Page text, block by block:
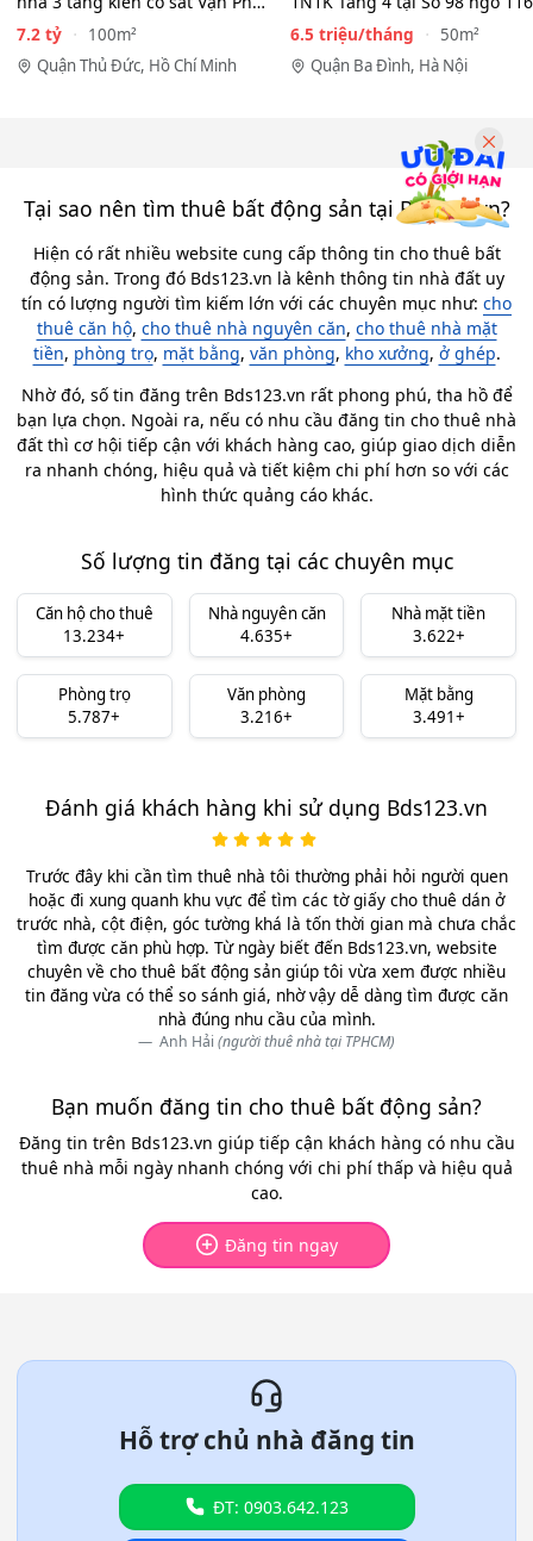
City - HẺM XE HƠI…
7.2 tỷ
100m²
Quận Thủ Đức, Hồ Chí Minh
Phan Kế Bính, Ba Đình.…
6.5 triệu/tháng
50m²
Quận Ba Đình, Hà Nội
Tại sao nên tìm thuê bất động sản tại Bds123.vn?
Hiện có rất nhiều website cung cấp thông tin cho thuê bất
động sản. Trong đó Bds123.vn là kênh thông tin nhà đất uy
tín có lượng người tìm kiếm lớn với các chuyên mục như: cho
thuê căn hộ, cho thuê nhà nguyên căn, cho thuê nhà mặt
tiền, phòng trọ, mặt bằng, văn phòng, kho xưởng, ở ghép.
Nhờ đó, số tin đăng trên Bds123.vn rất phong phú, tha hồ để
bạn lựa chọn. Ngoài ra, nếu có nhu cầu đăng tin cho thuê nhà
đất thì cơ hội tiếp cận với khách hàng cao, giúp giao dịch diễn
ra nhanh chóng, hiệu quả và tiết kiệm chi phí hơn so với các
hình thức quảng cáo khác.
Số lượng tin đăng tại các chuyên mục
Căn hộ cho thuê
13.234+
Nhà nguyên căn
4.635+
Nhà mặt tiền
3.622+
Phòng trọ
5.787+
Văn phòng
3.216+
Mặt bằng
3.491+
Đánh giá khách hàng khi sử dụng Bds123.vn
Trước đây khi cần tìm thuê nhà tôi thường phải hỏi người quen
hoặc đi xung quanh khu vực để tìm các tờ giấy cho thuê dán ở
trước nhà, cột điện, góc tường khá là tốn thời gian mà chưa chắc
tìm được căn phù hợp. Từ ngày biết đến Bds123.vn, website
chuyên về cho thuê bất động sản giúp tôi vừa xem được nhiều
tin đăng vừa có thể so sánh giá, nhờ vậy dễ dàng tìm được căn
nhà đúng nhu cầu của mình.
Anh Hải (người thuê nhà tại TPHCM)
Bạn muốn đăng tin cho thuê bất động sản?
Đăng tin trên Bds123.vn giúp tiếp cận khách hàng có nhu cầu
thuê nhà mỗi ngày nhanh chóng với chi phí thấp và hiệu quả
cao.
Đăng tin ngay
Hỗ trợ chủ nhà đăng tin
ĐT: 0903.642.123